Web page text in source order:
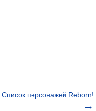
Список персонажей Reborn!